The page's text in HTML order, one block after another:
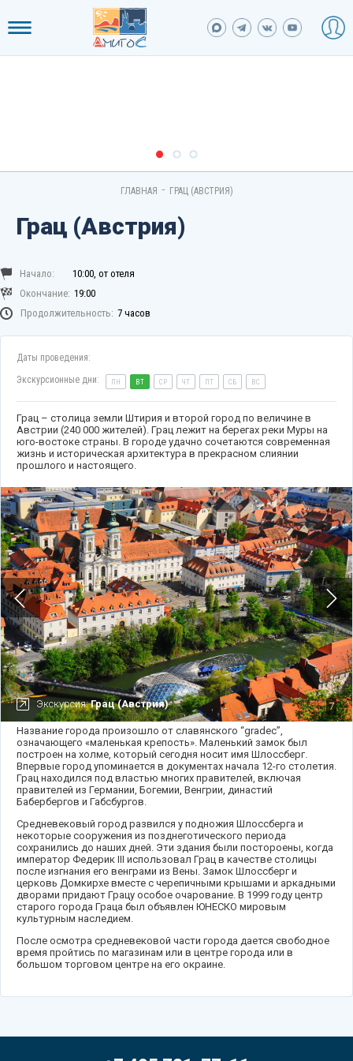
ГЛАВНАЯ - ГРАЦ (АВСТРИЯ)
Грац (Австрия)
Начало:
10:00, от отеля
Окончание: 19:00
Продолжительность: 7 часов
Даты проведения:
Экскурсионные дни:
ПН ВТ СР ЧТ ПТ СБ ВС
Грац – столица земли Штирия и второй город по величине в
Австрии (240 000 жителей). Грац лежит на берегах реки Муры на
юго-востоке страны. В городе удачно сочетаются современная
жизнь и историческая архитектура в прекрасном слиянии
прошлого и настоящего.
Экскурсия:Грац (Австрия) 7
Название города произошло от славянского “gradec”,
означающего «маленькая крепость». Маленький замок был
построен на холме, который сегодня носит имя Шлоссберг.
Впервые город упоминается в документах начала 12-го столетия.
Грац находился под властью многих правителей, включая
правителей из Германии, Богемии, Венгрии, династий
Бабербергов и Габсбургов.
Средневековый город развился у подножия Шлоссберга и
некоторые сооружения из позднеготического периода
сохранились до наших дней. Эти здания были постороены, когда
император Федерик III использовал Грац в качестве столицы
после изгнания его венграми из Вены. Замок Шлоссберг и
церковь Домкирхе вместе с черепичными крышами и аркадными
дворами придают Грацу особое очарование. В 1999 году центр
старого города Граца был объявлен ЮНЕСКО мировым
культурным наследием.
После осмотра средневековой части города дается свободное
время пройтись по магазинам или в центре города или в
большом торговом центре на его окраине.